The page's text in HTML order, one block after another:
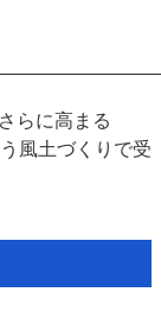
らに高まる
風土づくりで受